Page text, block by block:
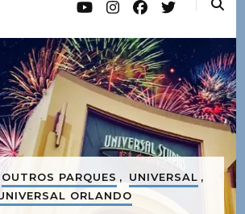
OUTROS PARQUES , UNIVERSAL ,
ORLANDO